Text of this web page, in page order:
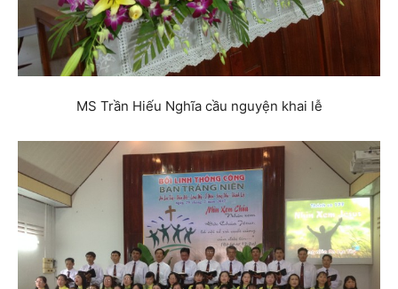
MS Trần Hiếu Nghĩa cầu nguyện khai lễ